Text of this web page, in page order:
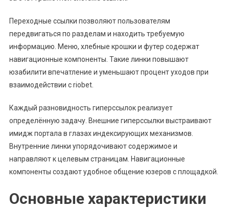
Переходные ссылки позволяют пользователям
передвигаться по разделам и находить требуемую
информацию. Меню, хлебные крошки и футер содержат
навигационные компоненты. Такие линки повышают
юзабилити впечатление и уменьшают процент уходов при
взаимодействии с riobet.
Каждый разновидность гиперссылок реализует
определённую задачу. Внешние гиперссылки выстраивают
имидж портала в глазах индексирующих механизмов.
Внутренние линки упорядочивают содержимое и
направляют к целевым страницам. Навигационные
компоненты создают удобное общение юзеров с площадкой.
Основные характеристики